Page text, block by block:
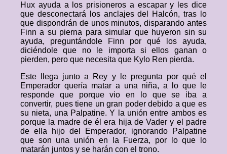
Hux ayuda a los prisioneros a escapar y les dice
que desconectará los anclajes del Halcón, tras lo
que dispondrán de unos minutos, disparando antes
Finn a su pierna para simular que huyeron sin su
ayuda, preguntándole Finn por qué los ayuda,
diciéndole que no le importa si ellos ganan o
pierden, pero que necesita que Kylo Ren pierda.
Este llega junto a Rey y le pregunta por qué el
Emperador quería matar a una niña, a lo que le
responde que porque vio en lo que se iba a
convertir, pues tiene un gran poder debido a que es
su nieta, una Palpatine. Y la unión entre ambos es
porque la madre de él era hija de Vader y el padre
de ella hijo del Emperador, ignorando Palpatine
que son una unión en la Fuerza, por lo que lo
matarán juntos y se harán con el trono.